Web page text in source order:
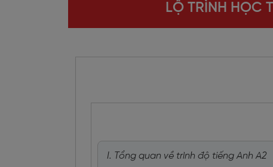
LỘ TRÌNH HỌC
I. Tổng quan về trình độ tiếng Anh A2